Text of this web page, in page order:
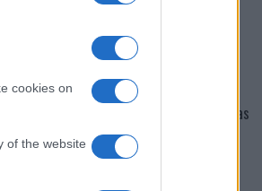
cookies on
of the website
I nostri cari
Giovannimaria Cabras